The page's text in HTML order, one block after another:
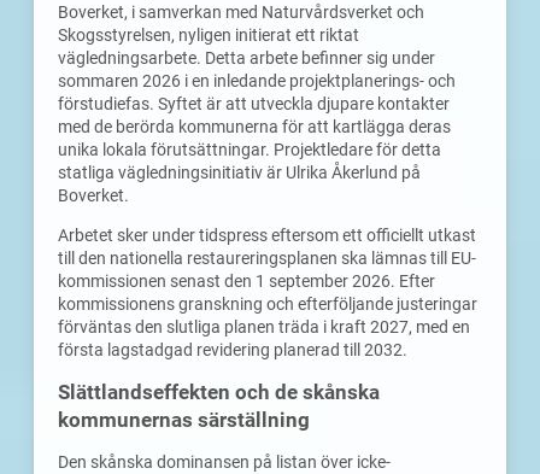
Boverket, i samverkan med Naturvårdsverket och
Skogsstyrelsen, nyligen initierat ett riktat
vägledningsarbete. Detta arbete befinner sig under
sommaren 2026 i en inledande projektplanerings- och
förstudiefas. Syftet är att utveckla djupare kontakter
med de berörda kommunerna för att kartlägga deras
unika lokala förutsättningar. Projektledare för detta
statliga vägledningsinitiativ är Ulrika Åkerlund på
Boverket.
Arbetet sker under tidspress eftersom ett officiellt utkast
till den nationella restaureringsplanen ska lämnas till EU-
kommissionen senast den 1 september 2026. Efter
kommissionens granskning och efterföljande justeringar
förväntas den slutliga planen träda i kraft 2027, med en
första lagstadgad revidering planerad till 2032.
Slättlandseffekten och de skånska
kommunernas särställning
Den skånska dominansen på listan över icke-